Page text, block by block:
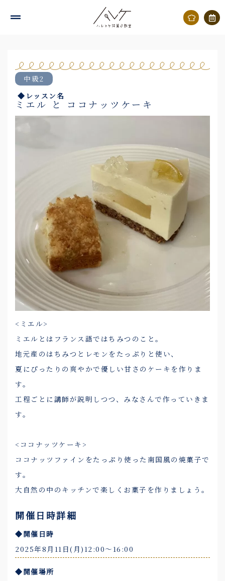
中級2
◆レッスン名
ミエル と ココナッツケーキ
<ミエル>
ミエルとはフランス語ではちみつのこと。
地元産のはちみつとレモンをたっぷりと使い、
夏にぴったりの爽やかで優しい甘さのケーキを作りま
す。
工程ごとに講師が説明しつつ、みなさんで作っていきま
す。
<ココナッツケーキ>
ココナッツファインをたっぷり使った南国風の焼菓子で
す。
大自然の中のキッチンで楽しくお菓子を作りましょう。
開催日時詳細
◆開催日時
2025年8月11日(月)12:00〜16:00
◆開催場所